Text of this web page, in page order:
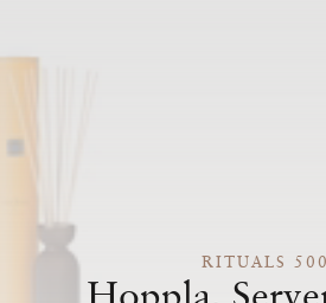
RITUALS 500